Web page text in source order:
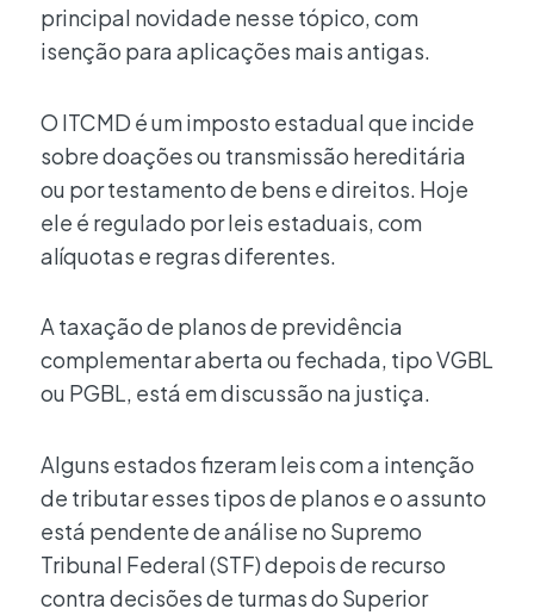
principal novidade nesse tópico, com
isenção para aplicações mais antigas.
O ITCMD é um imposto estadual que incide
sobre doações ou transmissão hereditária
ou por testamento de bens e direitos. Hoje
ele é regulado por leis estaduais, com
alíquotas e regras diferentes.
A taxação de planos de previdência
complementar aberta ou fechada, tipo VGBL
ou PGBL, está em discussão na justiça.
Alguns estados fizeram leis com a intenção
de tributar esses tipos de planos e o assunto
está pendente de análise no Supremo
Tribunal Federal (STF) depois de recurso
contra decisões de turmas do Superior